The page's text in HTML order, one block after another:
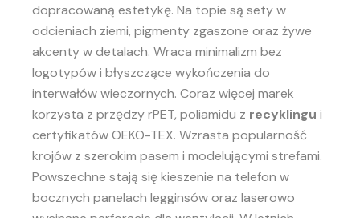
dopracowaną estetykę. Na topie są sety w
odcieniach ziemi, pigmenty zgaszone oraz żywe
akcenty w detalach. Wraca minimalizm bez
logotypów i błyszczące wykończenia do
interwałów wieczornych. Coraz więcej marek
korzysta z przędzy rPET, poliamidu z recyklingu i
certyfikatów OEKO-TEX. Wzrasta popularność
krojów z szerokim pasem i modelującymi strefami.
Powszechne stają się kieszenie na telefon w
bocznych panelach legginsów oraz laserowo